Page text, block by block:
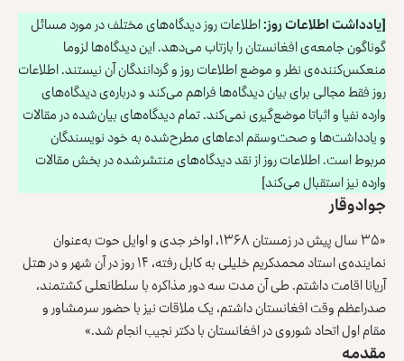
[یادداشت اطلاعات روز:اطلاعات روز دیدگاه‌های مختلف در مورد مسائل
گوناگون جامعه‌ی افغانستان را بازتاب می‌دهد. این دیدگاه‌ها لزوما
منعکس‌کننده‌ی نظر و موضع اطلاعات روز و گردانندگان آن نیستند. اطلاعات
روز فقط مجالی برای بیان دیدگاه‌ها فراهم می‌کند و درباره‌ی دیدگاه‌های
وارده نفیا و اثباتا موضع‌گیری نمی‌کند. تمام دیدگاه‌های بیان‌شده در مقالات
و یادداشت‌ها و صحت‌وسقم ادعاهای مطرح‌شده به خود نویسندگان
مربوط است. اطلاعات روز از نقد دیدگاه‌های منتشرشده در بخش مقالات
وارده نیز استقبال می‌کند]
جواد وقار
«۳۵ سال پیش در زمستان ۱۳۶۸، اواخر جدی و اوایل حوت به‌عنوان
نماینده‌ی استاد محمدکریم خلیلی به کابل رفته، ۱۴ روز در آن شهر و در هتل
آریانا اقامت داشتم. طی آن مدت سه دور مذاکره با سلطانعلی کشتمند،
صدراعظم وقت افغانستان داشتم، یک ملاقات نیز با حضور سرمشاور و
مقام اول اتحاد شوروی در افغانستان با دکتر نجیب انجام شد.»
مقدمه